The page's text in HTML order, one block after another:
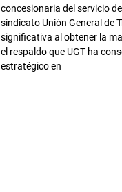
concesionaria del servicio
sindicato Unión General de
significativa al obtener la
el respaldo que UGT ha
estratégico en